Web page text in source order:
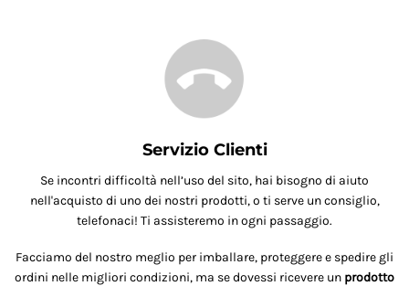
Servizio Clienti
Se incontri difficoltà nell’uso del sito, hai bisogno di aiuto
nell'acquisto di uno dei nostri prodotti, o ti serve un consiglio,
telefonaci! Ti assisteremo in ogni passaggio.
Facciamo del nostro meglio per imballare, proteggere e spedire gli
ordini nelle migliori condizioni, ma se dovessi ricevere un prodotto